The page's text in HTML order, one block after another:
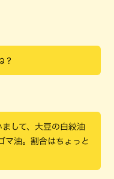
？
して、大豆の白絞油
マ油。割合はちょっと